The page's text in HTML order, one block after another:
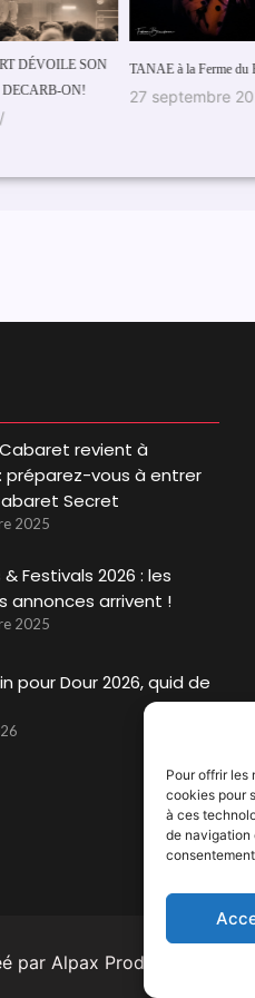
Pour offrir les
cookies pour
à ces
de navigation
à la Ferme du Bièreau
27 septembre 2020
revient à
préparez-vous à entrer
Secret
2025
Festivals 2026 : les
annonces arrivent !
2025
pour Dour 2026, quid de
par Alpax Production